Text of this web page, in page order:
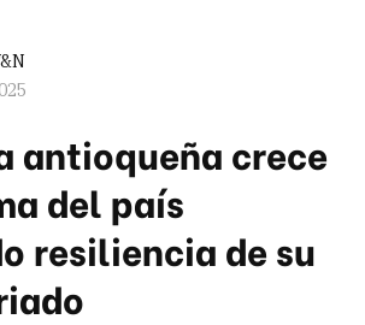
antioqueña crece
del país
resiliencia de su